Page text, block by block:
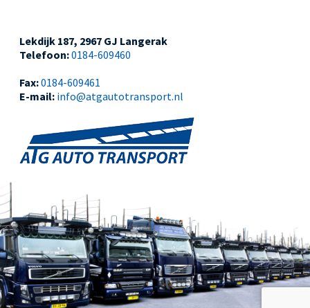
Lekdijk 187, 2967 GJ Langerak
Telefoon:0184-609460
Fax:0184-609461
E-mail: info@atgautotransport.nl